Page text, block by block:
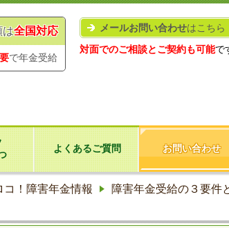
は全国対応
で年金受給
メールお問い合わせはこちら
対面でのご相談とご契約も可能で
よくあるご質問 お問い合わせ
コ！障害年金情報 障害年金受給の３要件